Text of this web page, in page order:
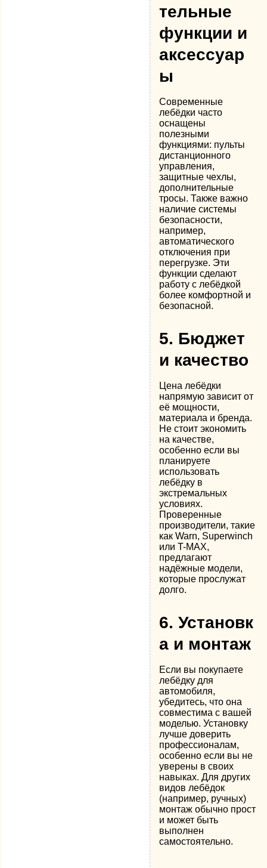
тельные
функции и
аксессуар
ы
Современные
лебёдки часто
оснащены
полезными
функциями: пульты
дистанционного
управления,
защитные чехлы,
дополнительные
тросы. Также важно
наличие системы
безопасности,
например,
автоматического
отключения при
перегрузке. Эти
функции сделают
работу с лебёдкой
более комфортной и
безопасной.
5. Бюджет
и качество
Цена лебёдки
напрямую зависит от
её мощности,
материала и бренда.
Не стоит экономить
на качестве,
особенно если вы
планируете
использовать
лебёдку в
экстремальных
условиях.
Проверенные
производители, такие
как Warn, Superwinch
или T-MAX,
предлагают
надёжные модели,
которые прослужат
долго.
6.Установк
а и монтаж
Если вы покупаете
лебёдку для
автомобиля,
убедитесь, что она
совместима с вашей
моделью. Установку
лучше доверить
профессионалам,
особенно если вы не
уверены в своих
навыках. Для других
видов лебёдок
(например, ручных)
монтаж обычно прост
и может быть
выполнен
самостоятельно.